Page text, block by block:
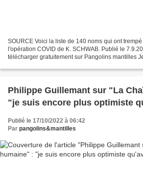
SOURCE Voici la liste de 140 noms qui ont
l'opération COVID de K. SCHWAB. Publié le
télécharger gratuitement sur Pangolins mantilles
Philippe Guillemant sur "La
"je suis encore plus optimiste
Publié le 17/10/2022 à 06:42
Par pangolins&mantilles